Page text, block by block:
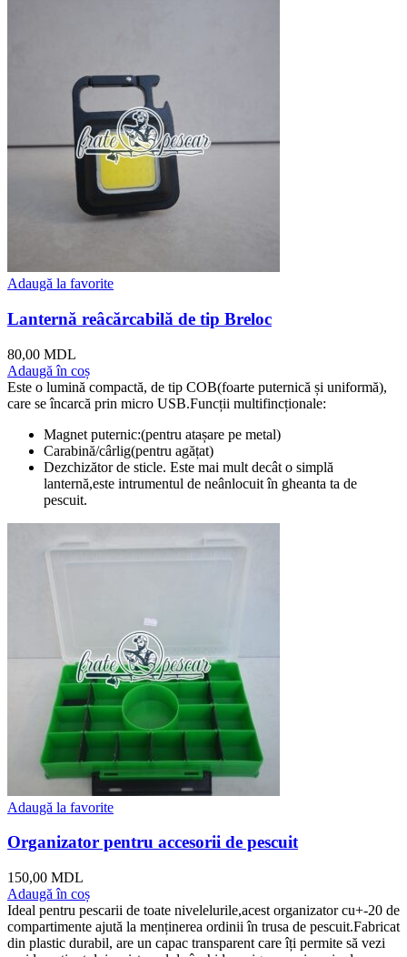
Adaugă la favorite
Lanternă reâcărcabilă de tip Breloc
80,00 MDL
Adaugă în coș
Este o lumină compactă, de tip COB(foarte puternică și uniformă),
care se încarcă prin micro USB.Funcții multifincționale:
Magnet puternic:(pentru atașare pe metal)
Carabină/cârlig(pentru agățat)
Dezchizător de sticle. Este mai mult decât o simplă
lanternă,este intrumentul de neânlocuit în gheanta ta de
pescuit.
Adaugă la favorite
Organizator pentru accesorii de pescuit
150,00 MDL
Adaugă în coș
Ideal pentru pescarii de toate nivelelurile,acest organizator cu+-20 de
compartimente ajută la menținerea ordinii în trusa de pescuit.Fabricat
din plastic durabil, are un capac transparent care îți permite să vezi